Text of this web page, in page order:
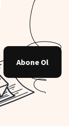
Abone Ol